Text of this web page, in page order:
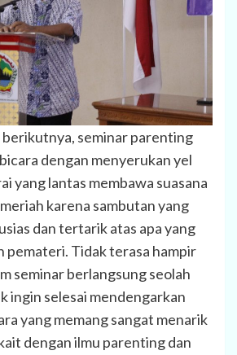
berikutnya, seminar parenting
dengan menyerukan yel
yang lantas membawa suasana
karena sambutan yang
dan tertarik atas apa yang
pemateri. Tidak terasa hampir
seminar berlangsung seolah
ingin selesai mendengarkan
yang memang sangat menarik
dengan ilmu parenting dan